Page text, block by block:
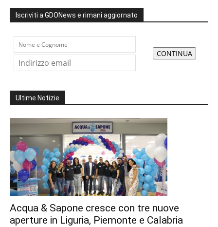
Iscriviti a GDONews e rimani aggiornato
Ultime Notizie
Acqua & Sapone cresce con tre nuove
aperture in Liguria, Piemonte e Calabria